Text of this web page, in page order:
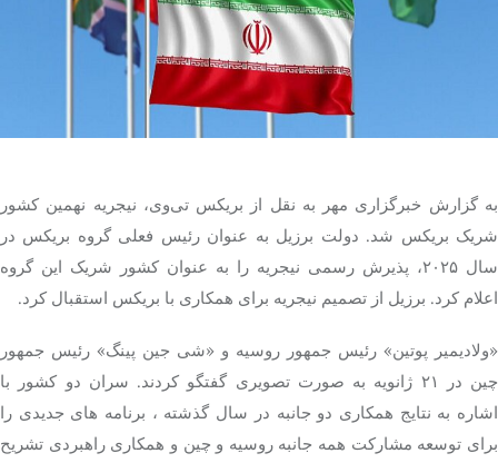
تک کده
پایگاه خبری آبان
به گزارش خبرگزاری مهر به نقل از بریکس تی‌وی، نیجریه نهمین کشور
شریک بریکس شد. دولت برزیل به عنوان رئیس فعلی گروه بریکس در
سال ۲۰۲۵، پذیرش رسمی نیجریه را به عنوان کشور شریک این گروه
اعلام کرد. برزیل از تصمیم نیجریه برای همکاری با بریکس استقبال کرد.
«ولادیمیر پوتین» رئیس جمهور روسیه و «شی جین پینگ» رئیس جمهور
چین در ۲۱ ژانویه به صورت تصویری گفتگو کردند. سران دو کشور با
اشاره به نتایج همکاری دو جانبه در سال گذشته ، برنامه های جدیدی را
برای توسعه مشارکت همه جانبه روسیه و چین و همکاری راهبردی تشریح